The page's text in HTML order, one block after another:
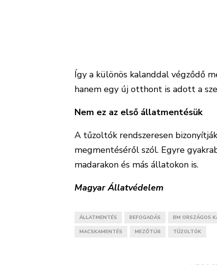
Így a különös kalanddal végződő
hanem egy új otthont is adott a
Nem ez az első állatmentésük
A tűzoltók rendszeresen
megmentéséről szól. Egyre
madarakon és más állatokon is.
Magyar Állatvédelem
ÁLLATMENTÉS BEFOGADÁS BM ORSZÁGOS
MACSKAMENTÉS MEZŐTÚR TŰZOLTÓK